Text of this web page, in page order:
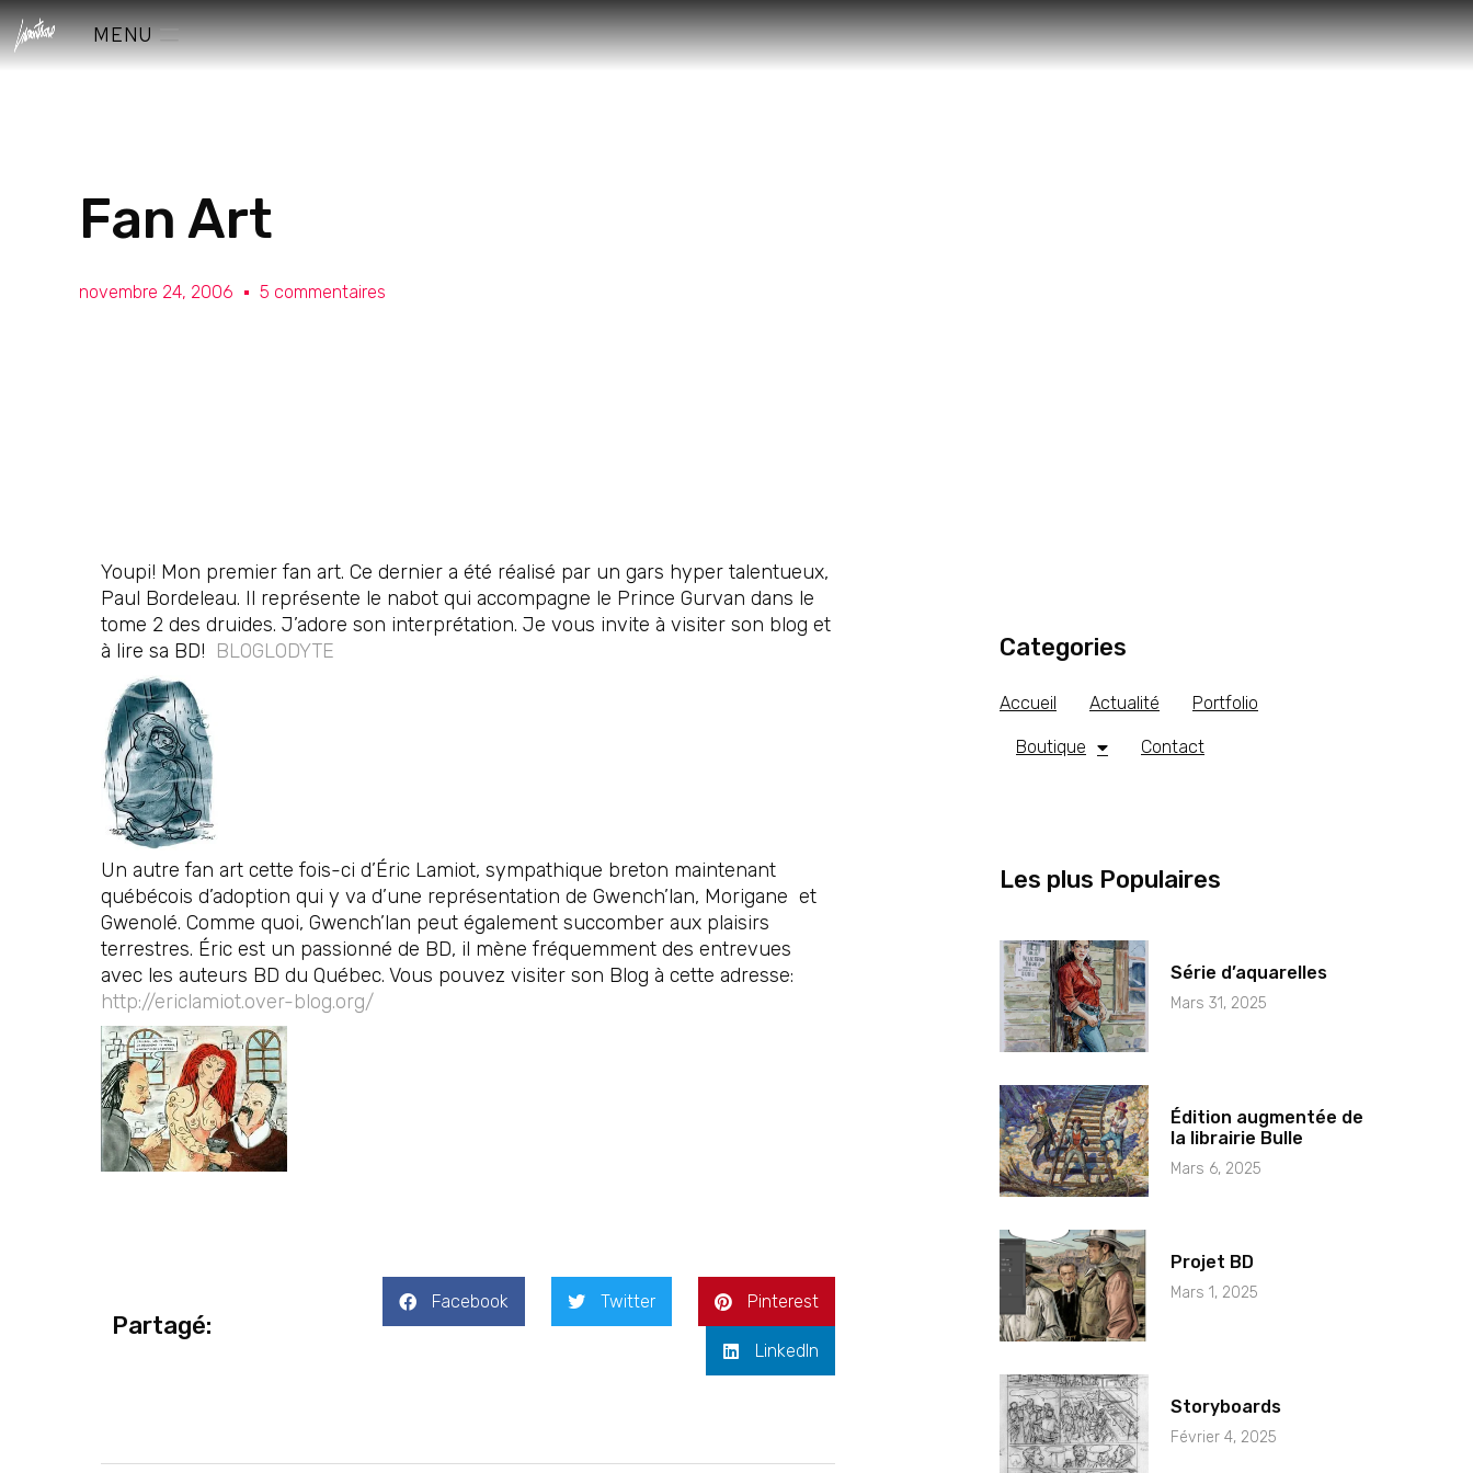
MENU
Fan Art
novembre 24, 2006 5 commentaires
Youpi! Mon premier fan art. Ce dernier a été réalisé par un gars hyper talentueux,
Paul Bordeleau. Il représente le nabot qui accompagne le Prince Gurvan dans le
tome 2 des druides. J’adore son interprétation. Je vous invite à visiter son blog et
à lire sa BD! BLOGLODYTE
Un autre fan art cette fois-ci d’Éric Lamiot, sympathique breton maintenant
québécois d’adoption qui y va d’une représentation de Gwench’lan, Morigane et
Gwenolé. Comme quoi, Gwench’lan peut également succomber aux plaisirs
terrestres. Éric est un passionné de BD, il mène fréquemment des entrevues
avec les auteurs BD du Québec. Vous pouvez visiter son Blog à cette adresse:
http://ericlamiot.over-blog.org/
Partagé:
Facebook Twitter Pinterest
LinkedIn
Categories
Accueil Actualité Portfolio
Boutique Contact
Les plus Populaires
Série d’aquarelles
Mars 31, 2025
Édition augmentée de
la librairie Bulle
Mars 6, 2025
Projet BD
Mars 1, 2025
Storyboards
Février 4, 2025